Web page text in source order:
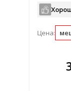
Цена: